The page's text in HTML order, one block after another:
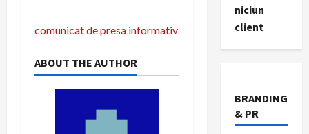
P
o
comunicat de presa informativ
ABOUT THE AUTHOR
niciun
client
BRANDING
& PR